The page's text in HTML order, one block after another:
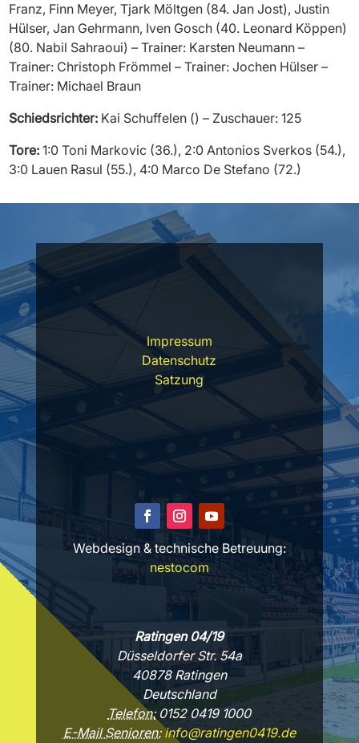
Franz, Finn Meyer, Tjark Möltgen (84. Jan Jost), Justin
Hülser, Jan Gehrmann, Iven Gosch (40. Leonard Köppen)
(80. Nabil Sahraoui) – Trainer: Karsten Neumann –
Trainer: Christoph Frömmel – Trainer: Jochen Hülser –
Trainer: Michael Braun
Schiedsrichter: Kai Schuffelen () – Zuschauer: 125
Tore: 1:0 Toni Markovic (36.), 2:0 Antonios Sverkos (54.),
3:0 Lauen Rasul (55.), 4:0 Marco De Stefano (72.)
Impressum
Datenschutz
Satzung
Webdesign & technische Betreuung:
nestocom
Ratingen 04/19
Düsseldorfer Str. 54a
40878 Ratingen
Deutschland
Telefon:0152 0419 1000
E-Mail Senioren:info@ratingen0419.de